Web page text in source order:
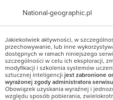
National-geographic.pl
Jakiekolwiek aktywności, w
przechowywanie, lub inne
dostępnych w ramach niniejszego
szczególności w celu ich eksploracji,
modyfikacji i szkolenia systemów
sztucznej inteligencji jest zabronione
wyrażonej zgody administratora
Obowiązek uzyskania wyraźnej i
względu sposób pobierania,